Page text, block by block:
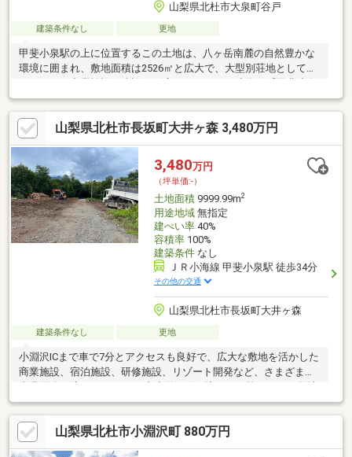
山梨県北杜市大泉町谷戸
建築条件なし 更地
甲斐小泉駅の上に位置するこの土地は、八ヶ岳南麓の自然豊かな
環境に囲まれ、敷地面積は2526㎡と広大で、大型別荘地としては
駅」より徒歩約9分の距離となり、アクセスも良好です。伐採済み
で整地されており、建築条件はなく、自由に設計プランを立てる
ことが可能です。西側には5mの市道が接しており、上水道の引き
込みも可能です。自然豊かな環境に囲まれながら、理想の別荘や
施設を実現してみませんか？
山梨県北杜市長坂町大井ヶ森 3,480万円
3,480万円
（坪単価:-）
土地面積9999.99m2
用途地域無指定
建ぺい率40%
容積率100%
建築条件なし
ＪＲ小海線 甲斐小泉駅 徒歩34分
その他の交通
山梨県北杜市長坂町大井ヶ森
建築条件なし 更地
小淵沢ICまで車で7分とアクセスも良好で、広大な敷地を活かした
商業施設、宿泊施設、研修施設、リゾート開発など、さまざまな
事業用途に適しています。 上水道の引き込みが可能なほか、敷地
内にはNTTの電波塔があり、契約を引き継ぐことで年間24万円の
賃料収入も得られます。 自然豊かな環境と利便性を兼ね備えたこ
の土地で、新たな事業をスタートしませんか？詳細についてはぜ
ひお問い合わせください。
山梨県北杜市小淵沢町 880万円